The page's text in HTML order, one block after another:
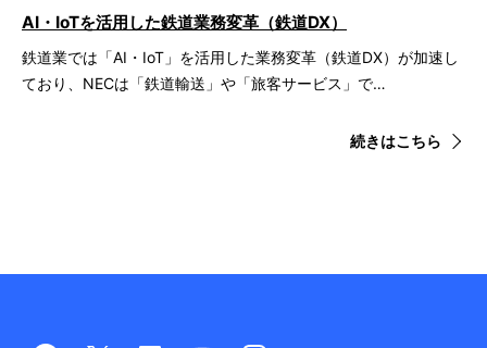
鉄道業では「AI・IoT」を活用した業務変革（鉄道DX）が加速し
ており、NECは「鉄道輸送」や「旅客サービス」で…
続きはこちら
AI・IoTを活用した鉄道業務変革（鉄道DX）